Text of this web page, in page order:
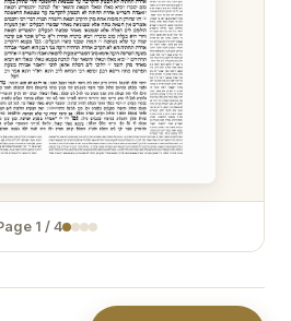
1 / 4